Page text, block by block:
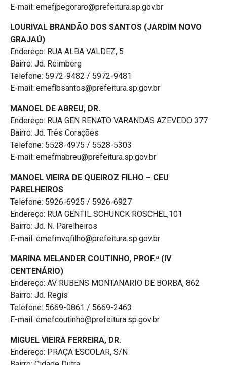
E-mail: emefjpegoraro@prefeitura.sp.gov.br
LOURIVAL BRANDÃO DOS SANTOS (JARDIM NOVO
GRAJAÚ)
Endereço: RUA ALBA VALDEZ, 5
Bairro: Jd. Reimberg
Telefone: 5972-9482 / 5972-9481
E-mail: emeflbsantos@prefeitura.sp.gov.br
MANOEL DE ABREU, DR.
Endereço: RUA GEN RENATO VARANDAS AZEVEDO 377
Bairro: Jd. Três Corações
Telefone: 5528-4975 / 5528-5303
E-mail: emefmabreu@prefeitura.sp.gov.br
MANOEL VIEIRA DE QUEIROZ FILHO – CEU
PARELHEIROS
Telefone: 5926-6925 / 5926-6927
Endereço: RUA GENTIL SCHUNCK ROSCHEL,101
Bairro: Jd. N. Parelheiros
E-mail: emefmvqfilho@prefeitura.sp.gov.br
MARINA MELANDER COUTINHO, PROF.ª (IV
CENTENÁRIO)
Endereço: AV RUBENS MONTANARIO DE BORBA, 862
Bairro: Jd. Regis
Telefone: 5669-0861 / 5669-2463
E-mail: emefcoutinho@prefeitura.sp.gov.br
MIGUEL VIEIRA FERREIRA, DR.
Endereço: PRAÇA ESCOLAR, S/N